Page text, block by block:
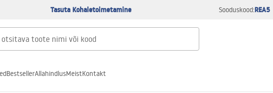
Tasuta Kohaletoimetamine Sooduskood:REA5
BestsellerAllahindlusMeistKontakt